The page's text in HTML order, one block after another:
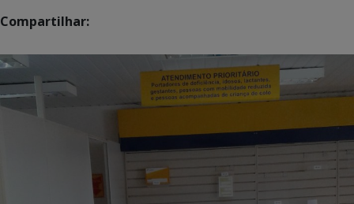
Compartilhar: